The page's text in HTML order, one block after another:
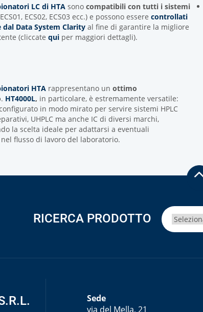
LC di HTA sono compatibili con tutti i sistemi
ECS02, ECS03 ecc.) e possono essere controllati
Data System Clarity al fine di garantire la migliore
(cliccate qui per maggiori dettagli).
HTA rappresentano un ottimo
. HT4000L, in particolare, è estremamente versatile:
in modo mirato per servire sistemi HPLC
UHPLC ma anche IC di diversi marchi,
la scelta ideale per adattarsi a eventuali
flusso di lavoro del laboratorio.
RICERCA PRODOTTO
Sede
via del Mella, 21